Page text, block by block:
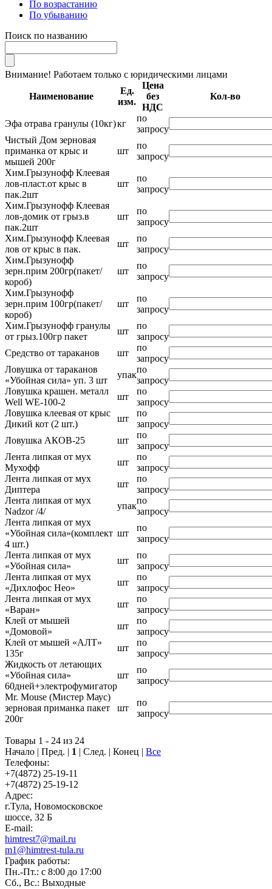
По возрастанию
По убыванию
Поиск по названию
Внимание! Работаем только с юридическими лицами
Наименование
Ед.
изм.
Цена
без
НДС
Кол-во
Эфа отрава гранулы (10кг)кг
по
запросу
Чистый Дом зерновая
приманка от крыс и
мышей 200г
шт
по
запросу
Хим.Грызунофф Клеевая
лов-пласт.от крыс в
пак.2шт
шт
по
запросу
Хим.Грызунофф Клеевая
лов-домик от грыз.в
пак.2шт
шт
по
запросу
Хим.Грызунофф Клеевая
лов от крыс в пак.
шт
по
запросу
Хим.Грызунофф
зерн.прим 200гр(пакет/
короб)
шт
по
запросу
Хим.Грызунофф
зерн.прим 100гр(пакет/
короб)
шт
по
запросу
Хим.Грызунофф гранулы
от грыз.100гр пакет
шт
по
запросу
Средство от тараканов
шт
по
запросу
Ловушка от тараканов
«Убойная сила» уп. 3 шт
упак
по
запросу
Ловушка крашен. металл
Well WE-100-2
шт
по
запросу
Ловушка клеевая от крыс
Дикий кот (2 шт.)
шт
по
запросу
Ловушка АКОВ-25
шт
по
запросу
Лента липкая от мух
Мухофф
шт
по
запросу
Лента липкая от мух
Диптера
шт
по
запросу
Лента липкая от мух
Nadzor /4/
упак
по
запросу
Лента липкая от мух
«Убойная сила»(комплект
4 шт.)
шт
по
запросу
Лента липкая от мух
«Убойная сила»
шт
по
запросу
Лента липкая от мух
«Дихлофос Нео»
шт
по
запросу
Лента липкая от мух
«Варан»
шт
по
запросу
Клей от мышей
«Домовой»
шт
по
запросу
Клей от мышей «АЛТ»
135г
шт
по
запросу
Жидкость от летающих
«Убойная сила»
60дней+электрофумигатор
шт
по
запросу
Mr. Mouse (Мистер Маус)
зерновая приманка пакет
200г
шт
по
запросу
Товары 1 - 24 из 24
Начало | Пред. | 1 | След. | Конец | Все
Телефоны:
+7(4872) 25-19-11
+7(4872) 25-19-12
Адрес:
г.Тула, Новомосковское
шоссе, 32 Б
E-mail:
himtrest7@mail.ru
m1@himtrest-tula.ru
График работы:
Пн.-Пт.: с 8:00 до 17:00
Сб., Вс.: Выходные